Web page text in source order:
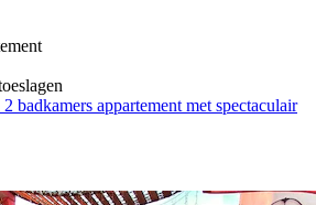
badkamers appartement met spectaculair